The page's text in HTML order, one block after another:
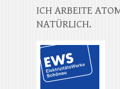
ICH ARBEITE
NATÜRLICH.